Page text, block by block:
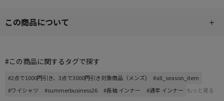
この商品について
#この商品に関するタグで探す
#2点で1000円引き、3点で3000円引き対象商品（メンズ)
#all_season_item
#ワイシャツ
#summerbusiness26 #長袖 インナー #通年 インナー もっと見る